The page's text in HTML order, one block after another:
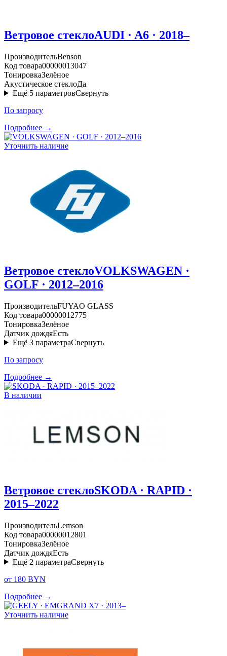
Ветровое стеклоAUDI · A6 · 2018–
ПроизводительBenson
Код товара00000013047
ТонировкаЗелёное
Акустическое стеклоДа
Ещё 5 параметровСвернуть
По запросу
Подробнее →
Уточнить наличие
Ветровое стеклоVOLKSWAGEN ·
GOLF · 2012–2016
ПроизводительFUYAO GLASS
Код товара00000012775
ТонировкаЗелёное
Датчик дождяЕсть
Ещё 3 параметраСвернуть
По запросу
Подробнее →
В наличии
Ветровое стеклоSKODA · RAPID ·
2015–2022
ПроизводительLemson
Код товара00000012801
ТонировкаЗелёное
Датчик дождяЕсть
Ещё 2 параметраСвернуть
от 180 BYN
Подробнее →
Уточнить наличие